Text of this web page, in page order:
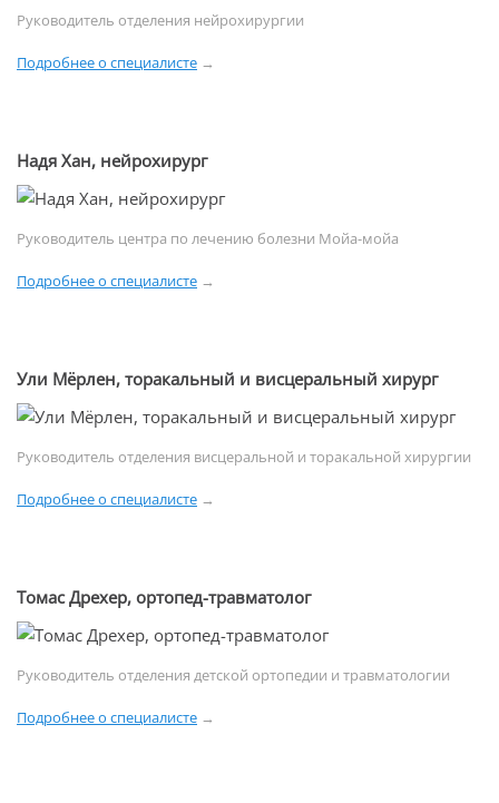
Руководитель отделения нейрохирургии
Подробнее о специалисте →
Надя Хан, нейрохирург
Руководитель центра по лечению болезни Мойа-мойа
Подробнее о специалисте →
Ули Мёрлен, торакальный и висцеральный хирург
Руководитель отделения висцеральной и торакальной хирургии
Подробнее о специалисте →
Томас Дрехер, ортопед-травматолог
Руководитель отделения детской ортопедии и травматологии
Подробнее о специалисте →